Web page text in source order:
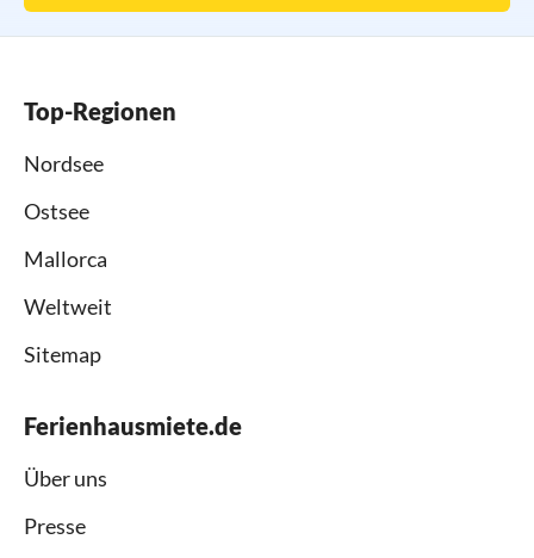
Top-Regionen
Nordsee
Ostsee
Mallorca
Weltweit
Sitemap
Ferienhausmiete.de
Über uns
Presse